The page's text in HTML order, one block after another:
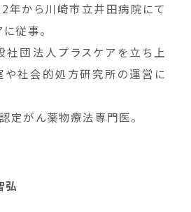
年から川崎市立井田病院にて
従事。
社団法人プラスケアを立ち上
や社会的処方研究所の運営に
定がん薬物療法専門医。
弘